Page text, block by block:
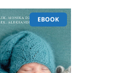
EBOOK